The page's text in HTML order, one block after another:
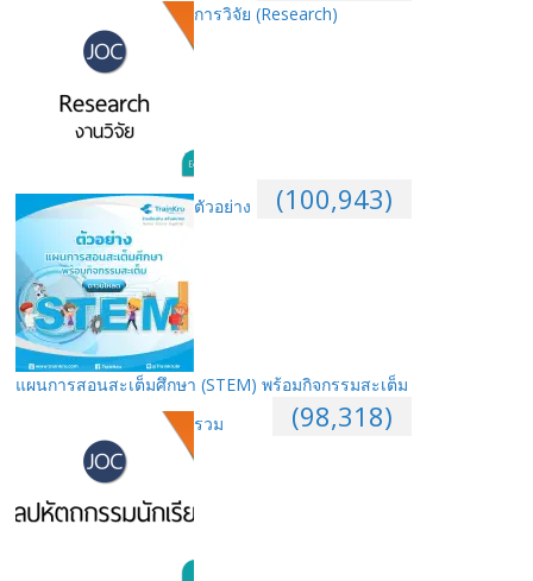
การวิจัย (Research)
(100,943)
ตัวอย่าง
แผนการสอนสะเต็มศึกษา (STEM) พร้อมกิจกรรมสะเต็ม
(98,318)
รวม